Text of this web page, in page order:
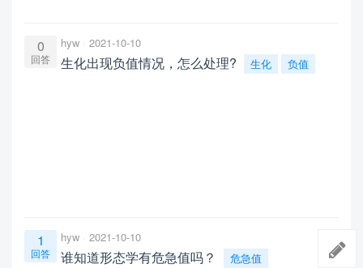
0
回答
hyw 2021-10-10
生化出现负值情况，怎么处理? 生化 负值
1
回答
hyw 2021-10-10
谁知道形态学有危急值吗？ 危急值